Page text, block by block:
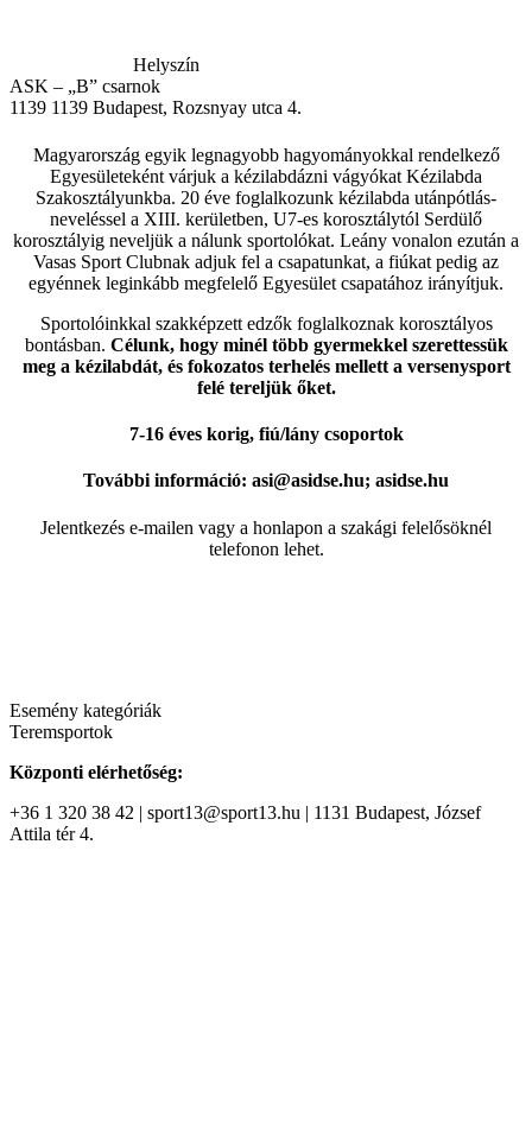
Helyszín
ASK – „B” csarnok
1139 1139 Budapest, Rozsnyay utca 4.
Magyarország egyik legnagyobb hagyományokkal rendelkező
Egyesületeként várjuk a kézilabdázni vágyókat Kézilabda
Szakosztályunkba. 20 éve foglalkozunk kézilabda utánpótlás-
neveléssel a XIII. kerületben, U7-es korosztálytól Serdülő
korosztályig neveljük a nálunk sportolókat. Leány vonalon ezután a
Vasas Sport Clubnak adjuk fel a csapatunkat, a fiúkat pedig az
egyénnek leginkább megfelelő Egyesület csapatához irányítjuk.
Sportolóinkkal szakképzett edzők foglalkoznak korosztályos
bontásban. Célunk, hogy minél több gyermekkel szerettessük
meg a kézilabdát, és fokozatos terhelés mellett a versenysport
felé tereljük őket.
7-16 éves korig, fiú/lány csoportok
További információ: asi@asidse.hu; asidse.hu
Jelentkezés e-mailen vagy a honlapon a szakági felelősöknél
telefonon lehet.
Esemény kategóriák
Teremsportok
Központi elérhetőség:
+36 1 320 38 42 | sport13@sport13.hu | 1131 Budapest, József
Attila tér 4.